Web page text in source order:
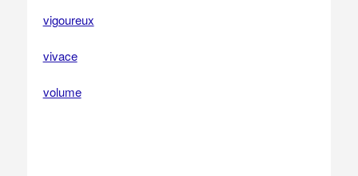
vigoureux
vivace
volume